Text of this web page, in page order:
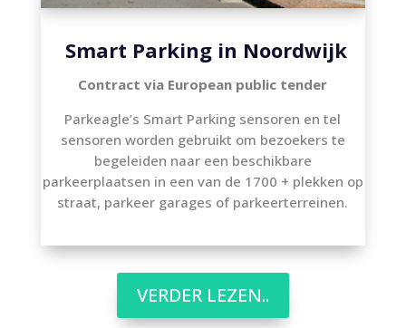
Smart Parking in Noordwijk
Contract via European public tender
Parkeagle’s Smart Parking sensoren en tel
sensoren worden gebruikt om bezoekers te
begeleiden naar een beschikbare
parkeerplaatsen in een van de 1700 + plekken op
straat, parkeer garages of parkeerterreinen.
VERDER LEZEN..